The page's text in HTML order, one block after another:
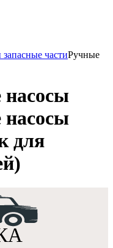
частиРучные
для